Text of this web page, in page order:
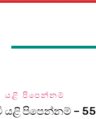
යළි පිපෙන්නම්
යළි පිපෙන්නම් – 55